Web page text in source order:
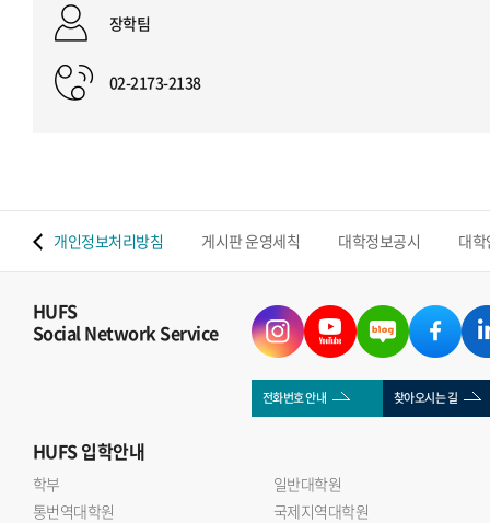
장학팀
02-2173-2138
개인정보처리방침 게시판 운영세칙 대학정보공시 대
HUFS
Social Network Service
전화번호 안내 찾아오시는 길
HUFS입학안내
학부
일반대학원
통번역대학원
국제지역대학원